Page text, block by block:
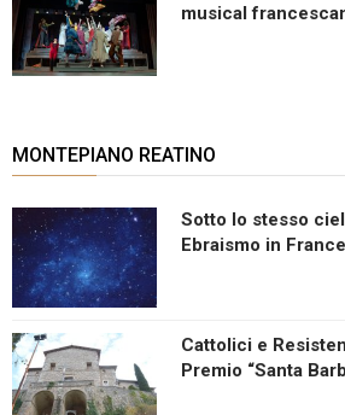
musical
MONTEPIANO REATINO
Sotto lo stesso
Ebraismo in
Cattolici e
Premio “Santa